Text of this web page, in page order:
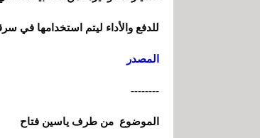
للدفع والأداء ليتم استخدامها في
المصدر
--------
الموضوع من طرف ياسين فتاح